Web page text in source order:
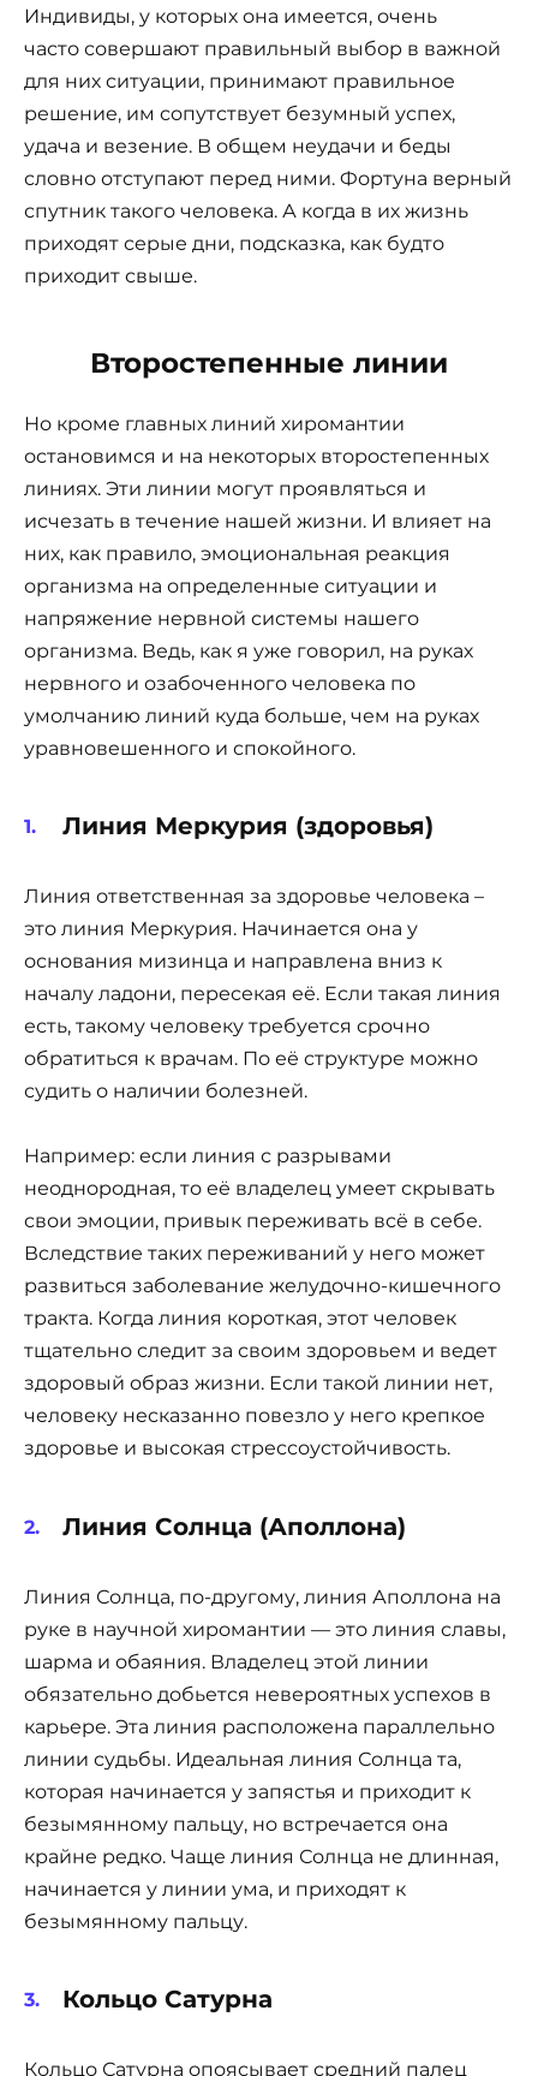
Индивиды, у которых она имеется, очень
часто совершают правильный выбор в важной
для них ситуации, принимают правильное
решение, им сопутствует безумный успех,
удача и везение. В общем неудачи и беды
словно отступают перед ними. Фортуна верный
спутник такого человека. А когда в их жизнь
приходят серые дни, подсказка, как будто
приходит свыше.
Второстепенные линии
Но кроме главных линий хиромантии
остановимся и на некоторых второстепенных
линиях. Эти линии могут проявляться и
исчезать в течение нашей жизни. И влияет на
них, как правило, эмоциональная реакция
организма на определенные ситуации и
напряжение нервной системы нашего
организма. Ведь, как я уже говорил, на руках
нервного и озабоченного человека по
умолчанию линий куда больше, чем на руках
уравновешенного и спокойного.
Линия Меркурия (здоровья)
Линия ответственная за здоровье человека –
это линия Меркурия. Начинается она у
основания мизинца и направлена вниз к
началу ладони, пересекая её. Если такая линия
есть, такому человеку требуется срочно
обратиться к врачам. По её структуре можно
судить о наличии болезней.
Например: если линия с разрывами
неоднородная, то её владелец умеет скрывать
свои эмоции, привык переживать всё в себе.
Вследствие таких переживаний у него может
развиться заболевание желудочно-кишечного
тракта. Когда линия короткая, этот человек
тщательно следит за своим здоровьем и ведет
здоровый образ жизни. Если такой линии нет,
человеку несказанно повезло у него крепкое
здоровье и высокая стрессоустойчивость.
Линия Солнца (Аполлона)
Линия Солнца, по-другому, линия Аполлона на
руке в научной хиромантии — это линия славы,
шарма и обаяния. Владелец этой линии
обязательно добьется невероятных успехов в
карьере. Эта линия расположена параллельно
линии судьбы. Идеальная линия Солнца та,
которая начинается у запястья и приходит к
безымянному пальцу, но встречается она
крайне редко. Чаще линия Солнца не длинная,
начинается у линии ума, и приходят к
безымянному пальцу.
Кольцо Сатурна
Кольцо Сатурна опоясывает средний палец